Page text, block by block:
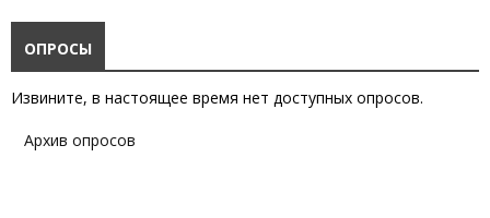
ОПРОСЫ
Извините, в настоящее время нет доступных опросов.
Архив опросов